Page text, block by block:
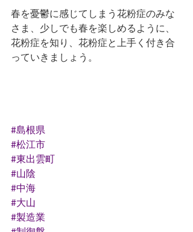
春を憂鬱に感じてしまう花粉症のみな
さま、少しでも春を楽しめるように、
花粉症を知り、花粉症と上手く付き合
っていきましょう。
#島根県
#松江市
#東出雲町
#山陰
#中海
#大山
#製造業